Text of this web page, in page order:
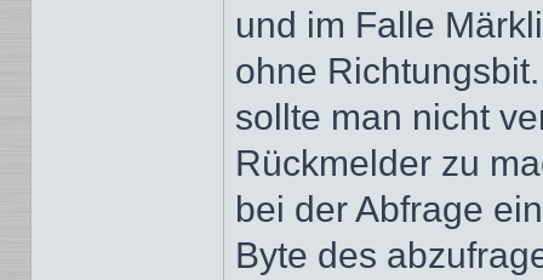
und im Falle
ohne
sollte man nicht
Rückmelder zu
bei der Abfrage
Byte des